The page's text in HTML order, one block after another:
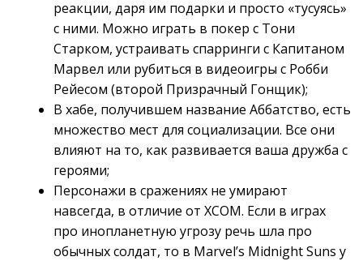
реакции, даря им подарки и просто «тусуясь»
с ними. Можно играть в покер с Тони
Старком, устраивать спарринги с Капитаном
Марвел или рубиться в видеоигры с Робби
Рейесом (второй Призрачный Гонщик);
В хабе, получившем название Аббатство, есть
множество мест для социализации. Все они
влияют на то, как развивается ваша дружба с
героями;
Персонажи в сражениях не умирают
навсегда, в отличие от XCOM. Если в играх
про инопланетную угрозу речь шла про
обычных солдат, то в Marvel’s Midnight Suns у